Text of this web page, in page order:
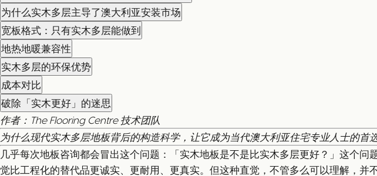
为什么实木多层主导了澳大利亚安装市场
宽板格式：只有实木多层能做到
地热地暖兼容性
实木多层的环保优势
成本对比
破除「实木更好」的迷思
作者：The Flooring Centre 技术团队
为什么现代实木多层地板背后的构造科学，让它成为当代澳大利亚住宅专业人士的首
几乎每次地板咨询都会冒出这个问题：「实木地板是不是比实木多层更好？」这个
觉比工程化的替代品更诚实、更耐用、更真实。但这种直觉，不管多么可以理解，